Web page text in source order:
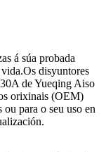
á súa probada
disyuntores
de Yueqing Aiso
orixinais (OEM)
para o seu uso en